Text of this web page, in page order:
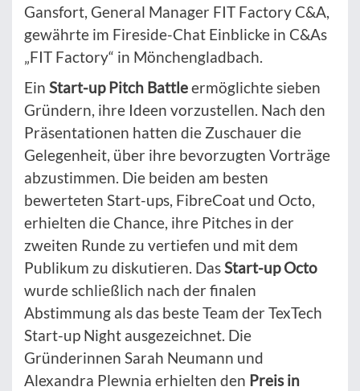
Gansfort, General Manager FIT Factory C&A,
gewährte im Fireside-Chat Einblicke in C&As
„FIT Factory“ in Mönchengladbach.
Ein Start-up Pitch Battleermöglichte sieben
Gründern, ihre Ideen vorzustellen. Nach den
Präsentationen hatten die Zuschauer die
Gelegenheit, über ihre bevorzugten Vorträge
abzustimmen. Die beiden am besten
bewerteten Start-ups, FibreCoat und Octo,
erhielten die Chance, ihre Pitches in der
zweiten Runde zu vertiefen und mit dem
Publikum zu diskutieren. DasStart-up Octo
wurde schließlich nach der finalen
Abstimmung als das beste Team der TexTech
Start-up Night ausgezeichnet. Die
Gründerinnen Sarah Neumann und
Alexandra Plewnia erhielten den Preis in